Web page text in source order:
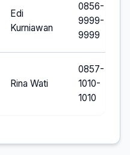
Edi
Kurniawan
0856-
9999-
9999
Rina Wati
0857-
1010-
1010